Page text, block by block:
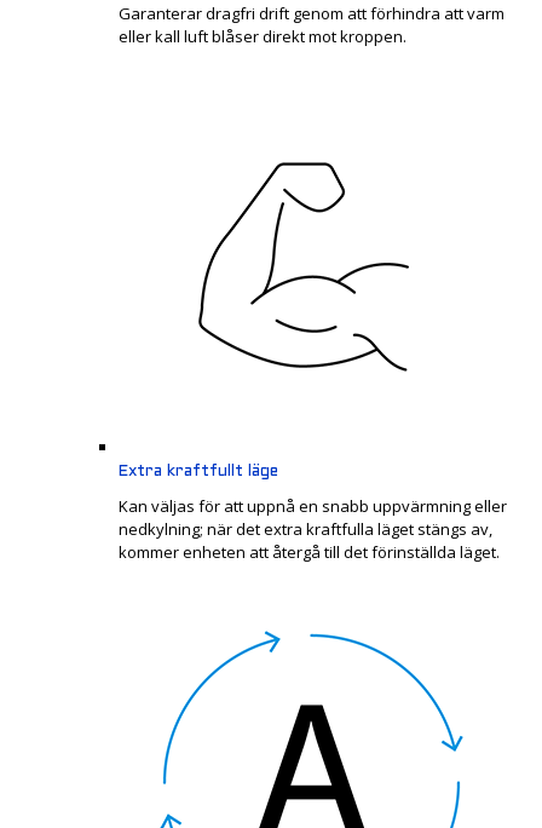
Garanterar dragfri drift genom att förhindra att varm
eller kall luft blåser direkt mot kroppen.
Extra kraftfullt läge
Kan väljas för att uppnå en snabb uppvärmning eller
nedkylning; när det extra kraftfulla läget stängs av,
kommer enheten att återgå till det förinställda läget.